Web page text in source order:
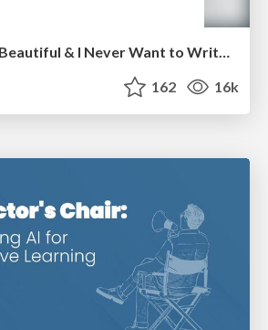
CoffeeScript is Beautiful & I Never Want to Write Plain JavaScript Again
162 16k